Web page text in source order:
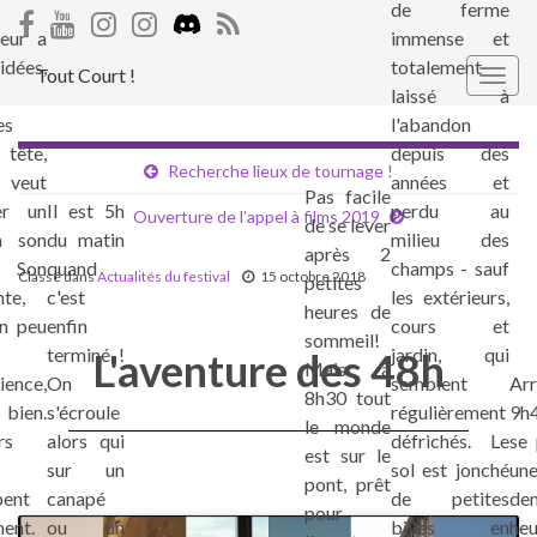
Tout Court !
Recherche lieux de tournage !
Ouverture de l’appel à films 2019
Classé dansActualités du festival 15 octobre 2018
L'aventure des 48h
a
tête,
un
son
peu
Il est 5h
du matin
quand
c'est
enfin
terminé !
On
s'écroule
alors qui
sur un
canapé
ou un
Pas facile
de se lever
après 2
petites
heures de
sommeil!
Mais à
8h30 tout
le monde
est sur le
pont, prêt
pour
de ferme
immense et
totalement
laissé à
l'abandon
depuis des
années et
perdu au
milieu des
champs - sauf
les extérieurs,
cours et
jardin, qui
semblent
régulièrement
défrichés. Le
sol est jonché
de petites
billes en
se
une